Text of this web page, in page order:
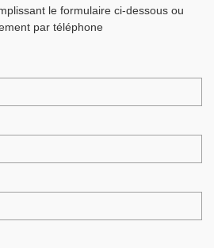
le formulaire ci-dessous ou
par téléphone